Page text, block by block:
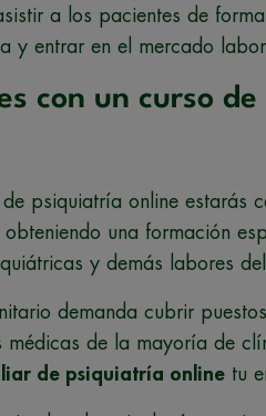
a los pacientes de
y entrar en el mercado
con un curso
psiquiatría online estarás
una formación
y demás labores
demanda cubrir
médicas de la mayoría de
de psiquiatría online tu